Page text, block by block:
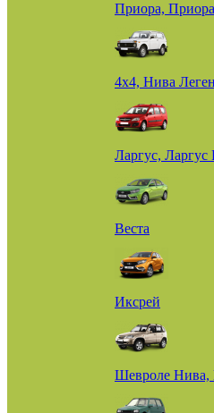
Приора,
4х4, Нива
Ларгус, Ларгус
Веста
Иксрей
Шевроле Нива,